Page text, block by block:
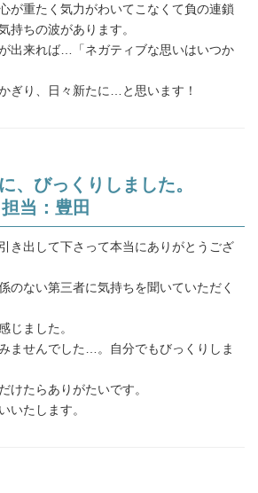
が重たく気力がわいてこなくて負の連鎖
持ちの波があります。
出来れば…「ネガティブな思いはいつか
ぎり、日々新たに…と思います！
、びっくりしました。
当：豊田
き出して下さって本当にありがとうござ
のない第三者に気持ちを聞いていただく
じました。
ませんでした…。自分でもびっくりしま
けたらありがたいです。
いたします。